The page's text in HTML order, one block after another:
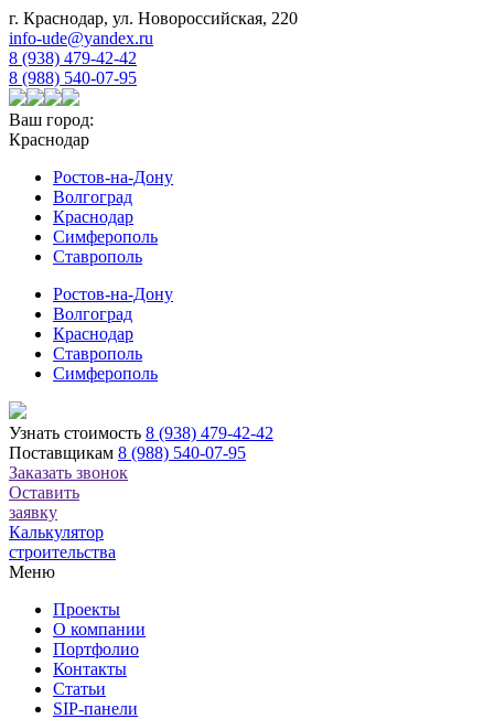
г. Краснодар, ул. Новороссийская, 220
info-ude@yandex.ru
8 (938) 479-42-42
8 (988) 540-07-95
Ваш город:
Краснодар
Ростов-на-Дону
Волгоград
Краснодар
Симферополь
Ставрополь
Ростов-на-Дону
Волгоград
Краснодар
Ставрополь
Симферополь
Узнать стоимость 8 (938) 479-42-42
Поставщикам 8 (988) 540-07-95
Заказать звонок
Оставить
заявку
Калькулятор
строительства
Меню
Проекты
О компании
Портфолио
Контакты
Статьи
SIP-панели